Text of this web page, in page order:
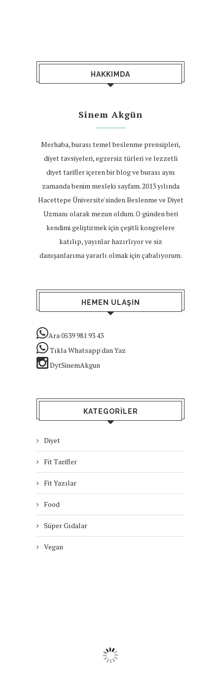
HAKKIMDA
Sinem Akgün
Merhaba, burası temel beslenme prensipleri,
diyet tavsiyeleri, egzersiz türleri ve lezzetli
diyet tarifler içeren bir blog ve burası aynı
zamanda benim mesleki sayfam. 2013 yılında
Hacettepe Üniversite'sinden Beslenme ve Diyet
Uzmanı olarak mezun oldum. O günden beri
kendimi geliştirmek için çeşitli kongrelere
katılıp, yayınlar hazırlıyor ve siz
danışanlarıma yararlı olmak için çabalıyorum.
HEMEN ULAŞIN
Ara 0539 981 93 43
Tıkla Whatsapp'dan Yaz
DytSinemAkgun
KATEGORILER
Diyet
Fit Tarifler
Fit Yazılar
Food
Süper Gıdalar
Vegan